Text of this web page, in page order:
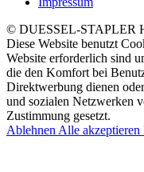
© DUESSEL-STAPLER
Diese Website benutzt
Website erforderlich sind
die den Komfort bei
Direktwerbung dienen
und sozialen Netzwerken
Zustimmung gesetzt.
AblehnenAlle akzeptieren